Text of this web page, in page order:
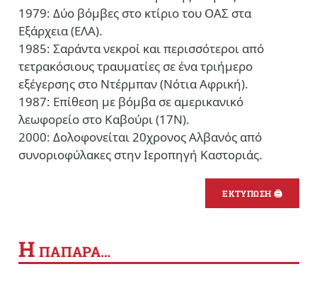
1979: Δύο βόμβες στο κτίριο του ΟΑΣ στα
Εξάρχεια (ΕΛΑ).
1985: Σαράντα νεκροί και περισσότεροι από
τετρακόσιους τραυματίες σε ένα τριήμερο
εξέγερσης στο Ντέρμπαν (Νότια Αφρική).
1987: Επίθεση με βόμβα σε αμερικανικό
λεωφορείο στο Καβούρι (17Ν).
2000: Δολοφονείται 20χρονος Αλβανός από
συνοριοφύλακες στην Ιεροπηγή Καστοριάς.
ΕΚΤΥΠΩΣΗ 🖨
Η ΠΑΠΑΡΑ…